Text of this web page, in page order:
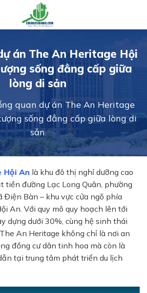
án The An Heritage Hội
sống đẳng cấp giữa
lòng di sản
quan dự án The An Heritage
sống đẳng cấp giữa lòng di
sản
Hội An là khu đô thị nghỉ dưỡng cao
tiền đường Lạc Long Quân, phường
Điện Bàn – khu vực cửa ngõ phía
An. Với quy mô quy hoạch lên tới
dựng dưới 30%, cùng hệ sinh thái
An Heritage không chỉ là nơi an
đồng cư dân tinh hoa mà còn là
tại trung tâm phát triển du lịch